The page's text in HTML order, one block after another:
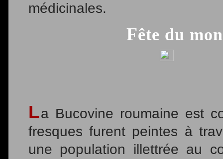
médicinales.
Fête du
La Bucovine roumaine est
fresques furent peintes à
une population illettrée au